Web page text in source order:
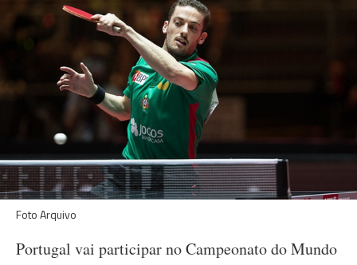
Foto Arquivo
Portugal vai participar no Campeonato do Mundo